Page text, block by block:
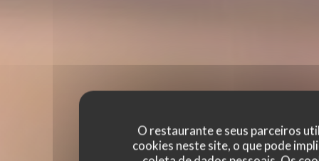
O restaurante e seus parceiros
cookies neste site, o que pode